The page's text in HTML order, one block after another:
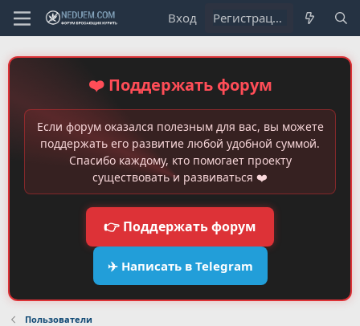
Вход Регистрация
❤️ Поддержать форум
Если форум оказался полезным для вас, вы можете
поддержать его развитие любой удобной суммой.
Спасибо каждому, кто помогает проекту
существовать и развиваться ❤️
👉 Поддержать форум
✈️ Написать в Telegram
Пользователи